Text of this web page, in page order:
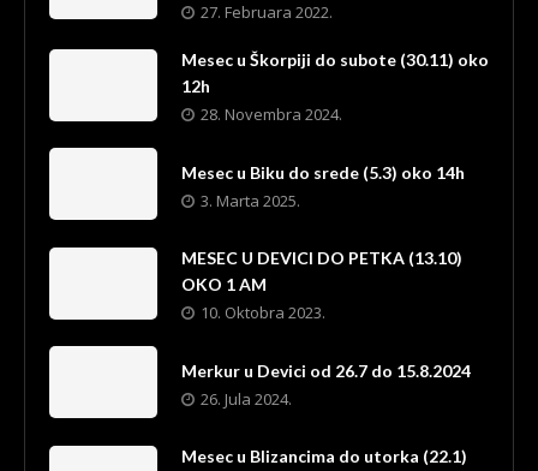
27. Februara 2022.
Mesec u Škorpiji do subote (30.11) oko
12h
28. Novembra 2024.
Mesec u Biku do srede (5.3) oko 14h
3. Marta 2025.
MESEC U DEVICI DO PETKA (13.10)
OKO 1 AM
10. Oktobra 2023.
Merkur u Devici od 26.7 do 15.8.2024
26. Jula 2024.
Mesec u Blizancima do utorka (22.1)